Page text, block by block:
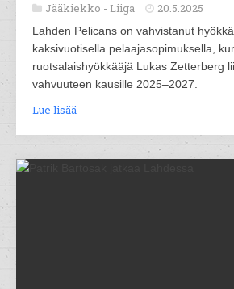
Jääkiekko - Liiga 20.5.2025
Lahden Pelicans on vahvistanut
kaksivuotisella pelaajasopimuksella,
ruotsalaishyökkääjä Lukas Zetterberg
vahvuuteen kausille 2025–2027.
Lue lisää